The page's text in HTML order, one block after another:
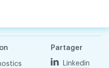
Partager
Linkedin